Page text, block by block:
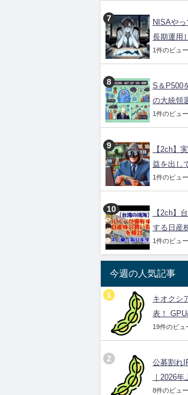
NISAや
長期運用
1件のビュー
S＆P500
の大統領
1件のビュー
【2ch】
益を出し
1件のビュー
【2ch】
する日産
1件のビュー
今週の人気記事
キオクシ
表！
19件のビュ
公募割れ
｜2026年
8件のビュー